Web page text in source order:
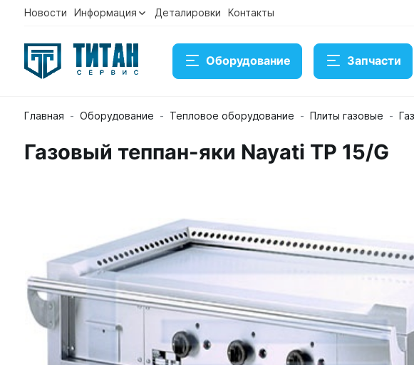
Новости Информация Деталировки Контакты
Оборудование Запчасти
Главная Оборудование Тепловое оборудование Плиты газовые
Консультация
Газовый теппан-яки Nayati TP 15/G